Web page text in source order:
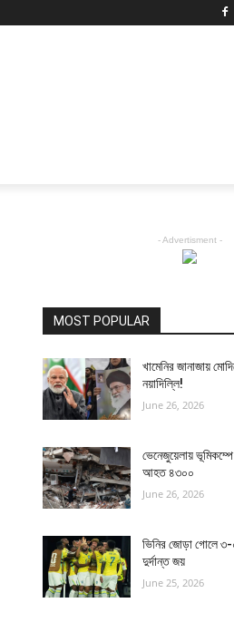
- Advertisment -
MOST POPULAR
খামেনির জানাজায়
নয়াদিল্লি!
June 26, 2026
ভেনেজুয়েলায়
আহত ৪৩০০
June 26, 2026
ভিনির জোড়া গোলে ৩-
দুর্দান্ত জয়
June 25, 2026